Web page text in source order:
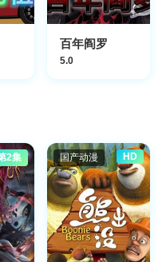
百年阎罗
5.0
2集 国产动漫 HD